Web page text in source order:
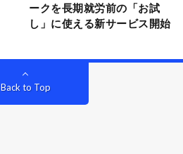
ークを長期就労前の「お試
し」に使える新サービス開始
Back to Top